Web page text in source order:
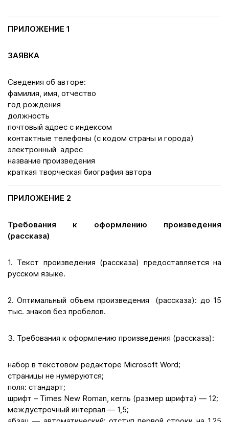
ПРИЛОЖЕНИЕ 1
ЗАЯВКА
Сведения об авторе:
фамилия, имя, отчество
год рождения
должность
почтовый адрес с индексом
контактные телефоны (с кодом страны и города)
электронный адрес
название произведения
краткая творческая биография автора
ПРИЛОЖЕНИЕ 2
Требования к оформлению произведения
(рассказа)
1. Текст произведения (рассказа) предоставляется на
русском языке.
2. Оптимальный объем произведения (рассказа): до 15
тыс. знаков без пробелов.
3. Требования к оформлению произведения (рассказа):
набор в текстовом редакторе Microsoft Word;
страницы не нумеруются;
поля: стандарт;
шрифт – Times New Roman, кегль (размер шрифта) — 12;
междустрочный интервал — 1,5;